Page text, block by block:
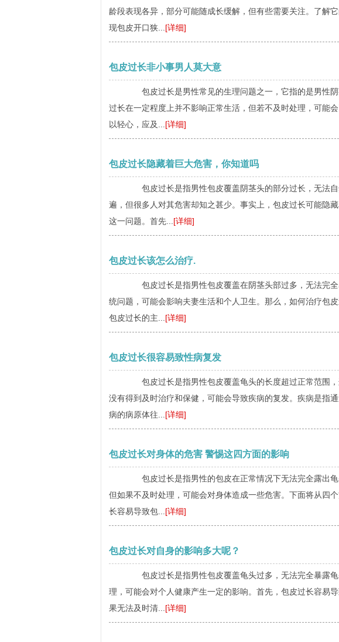
龄段表现各异，部分可能随成长缓解，但有些需要关注。了解
现包皮开口狭... [详细]
包皮过长非小事男人莫大意
包皮过长是男性常见的生理问题之一，它指的是男性阴
过长在一定程度上并不影响正常生活，但若不及时处理，可能
以轻心，应及... [详细]
包皮过长隐藏着巨大危害，你知道吗
包皮过长是指男性包皮覆盖阴茎头的部分过长，无法自
遍，但很多人对其危害却知之甚少。事实上，包皮过长可能隐
这一问题。首先... [详细]
包皮过长该怎么治疗.
包皮过长是指男性包皮覆盖在阴茎头部过多，无法完全
统问题，可能会影响夫妻生活和个人卫生。那么，如何治疗包
包皮过长的主... [详细]
包皮过长很容易致性病复发
包皮过长是指男性包皮覆盖龟头的长度超过正常范围，
没有得到及时治疗和保健，可能会导致疾病的复发。疾病是指
病的病原体往... [详细]
包皮过长对身体的危害 警惕这四方面的影响
包皮过长是指男性的包皮在正常情况下无法完全露出龟
但如果不及时处理，可能会对身体造成一些危害。下面将从四
长容易导致包... [详细]
包皮过长对自身的影响多大呢？
包皮过长是指男性包皮覆盖龟头过多，无法完全暴露龟
理，可能会对个人健康产生一定的影响。首先，包皮过长容易
果无法及时清... [详细]